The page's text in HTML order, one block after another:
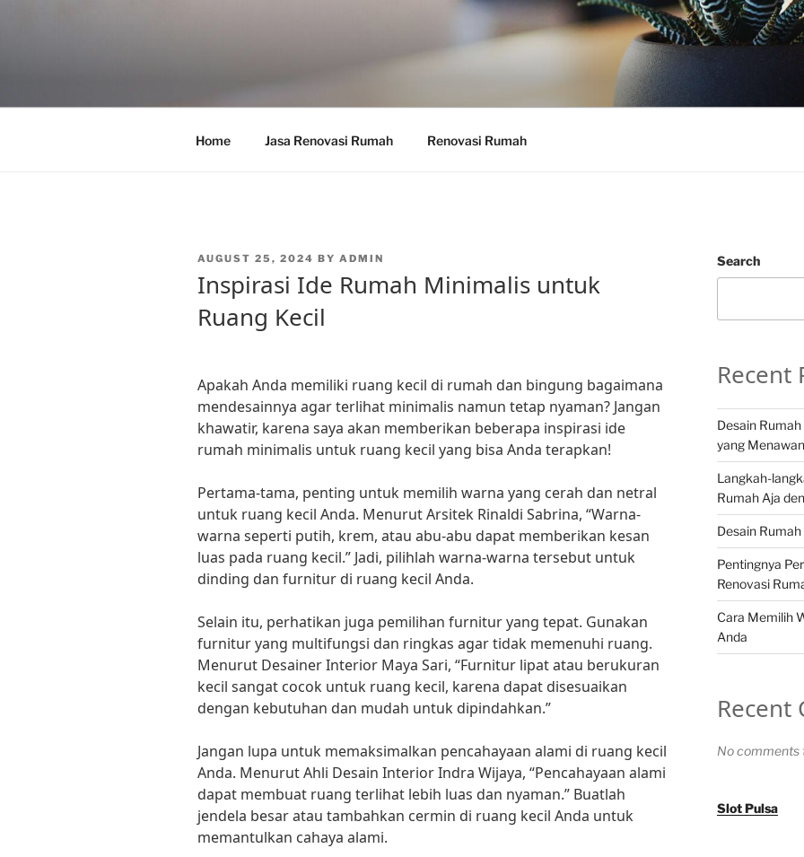
Home Jasa Renovasi Rumah Renovasi Rumah
POSTED
AUGUST 25, 2024 BY ADMIN
Inspirasi Ide Rumah Minimalis untuk
Ruang Kecil
Apakah Anda memiliki ruang kecil di rumah dan bingung bagaimana
mendesainnya agar terlihat minimalis namun tetap nyaman? Jangan
khawatir, karena saya akan memberikan beberapa inspirasi ide
rumah minimalis untuk ruang kecil yang bisa Anda terapkan!
Pertama-tama, penting untuk memilih warna yang cerah dan netral
untuk ruang kecil Anda. Menurut Arsitek Rinaldi Sabrina, “Warna-
warna seperti putih, krem, atau abu-abu dapat memberikan kesan
luas pada ruang kecil.” Jadi, pilihlah warna-warna tersebut untuk
dinding dan furnitur di ruang kecil Anda.
Selain itu, perhatikan juga pemilihan furnitur yang tepat. Gunakan
furnitur yang multifungsi dan ringkas agar tidak memenuhi ruang.
Menurut Desainer Interior Maya Sari, “Furnitur lipat atau berukuran
kecil sangat cocok untuk ruang kecil, karena dapat disesuaikan
dengan kebutuhan dan mudah untuk dipindahkan.”
Jangan lupa untuk memaksimalkan pencahayaan alami di ruang kecil
Anda. Menurut Ahli Desain Interior Indra Wijaya, “Pencahayaan alami
dapat membuat ruang terlihat lebih luas dan nyaman.” Buatlah
jendela besar atau tambahkan cermin di ruang kecil Anda untuk
memantulkan cahaya alami.
Search
Recent
Desain
yang Menawan
Langkah-
Rumah Aja
Desain
Pentingnya
Renovasi
Cara Memilih
Anda
Recent
No comments
Slot Pulsa